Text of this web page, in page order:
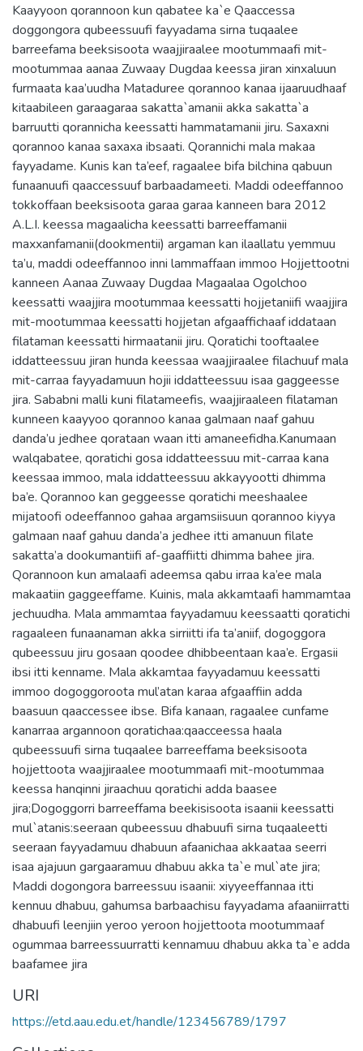
Kaayyoon qorannoon kun qabatee ka`e Qaaccessa
doggongora qubeessuufi fayyadama sirna tuqaalee
barreefama beeksisoota waajjiraalee mootummaafi mit-
mootummaa aanaa Zuwaay Dugdaa keessa jiran xinxaluun
furmaata kaa’uudha Mataduree qorannoo kanaa ijaaruudhaaf
kitaabileen garaagaraa sakatta`amanii akka sakatta`a
barruutti qorannicha keessatti hammatamanii jiru. Saxaxni
qorannoo kanaa saxaxa ibsaati. Qorannichi mala makaa
fayyadame. Kunis kan ta’eef, ragaalee bifa bilchina qabuun
funaanuufi qaaccessuuf barbaadameeti. Maddi odeeffannoo
tokkoffaan beeksisoota garaa garaa kanneen bara 2012
A.L.I. keessa magaalicha keessatti barreeffamanii
maxxanfamanii(dookmentii) argaman kan ilaallatu yemmuu
ta’u, maddi odeeffannoo inni lammaffaan immoo Hojjettootni
kanneen Aanaa Zuwaay Dugdaa Magaalaa Ogolchoo
keessatti waajjira mootummaa keessatti hojjetaniifi waajjira
mit-mootummaa keessatti hojjetan afgaaffichaaf iddataan
filataman keessatti hirmaatanii jiru. Qoratichi tooftaalee
iddatteessuu jiran hunda keessaa waajjiraalee filachuuf mala
mit-carraa fayyadamuun hojii iddatteessuu isaa gaggeesse
jira. Sababni malli kuni filatameefis, waajjiraaleen filataman
kunneen kaayyoo qorannoo kanaa galmaan naaf gahuu
danda’u jedhee qorataan waan itti amaneefidha.Kanumaan
walqabatee, qoratichi gosa iddatteessuu mit-carraa kana
keessaa immoo, mala iddatteessuu akkayyootti dhimma
ba’e. Qorannoo kan geggeesse qoratichi meeshaalee
mijatoofi odeeffannoo gahaa argamsiisuun qorannoo kiyya
galmaan naaf gahuu danda’a jedhee itti amanuun filate
sakatta’a dookumantiifi af-gaaffiitti dhimma bahee jira.
Qorannoon kun amalaafi adeemsa qabu irraa ka’ee mala
makaatiin gaggeeffame. Kuinis, mala akkamtaafi hammamtaa
jechuudha. Mala ammamtaa fayyadamuu keessaatti qoratichi
ragaaleen funaanaman akka sirriitti ifa ta’aniif, dogoggora
qubeessuu jiru gosaan qoodee dhibbeentaan kaa’e. Ergasii
ibsi itti kenname. Mala akkamtaa fayyadamuu keessatti
immoo dogoggoroota mul’atan karaa afgaaffiin adda
baasuun qaaccessee ibse. Bifa kanaan, ragaalee cunfame
kanarraa argannoon qoratichaa:qaacceessa haala
qubeessuufi sirna tuqaalee barreeffama beeksisoota
hojjettoota waajjiraalee mootummaafi mit-mootummaa
keessa hanqinni jiraachuu qoratichi adda baasee
jira;Dogoggorri barreeffama beekisisoota isaanii keessatti
mul`atanis:seeraan qubeessuu dhabuufi sirna tuqaaleetti
seeraan fayyadamuu dhabuun afaanichaa akkaataa seerri
isaa ajajuun gargaaramuu dhabuu akka ta`e mul`ate jira;
Maddi dogongora barreessuu isaanii: xiyyeeffannaa itti
kennuu dhabuu, gahumsa barbaachisu fayyadama afaaniirratti
dhabuufi leenjiin yeroo yeroon hojjettoota mootummaaf
ogummaa barreessuurratti kennamuu dhabuu akka ta`e adda
baafamee jira
URI
https://etd.aau.edu.et/handle/123456789/1797